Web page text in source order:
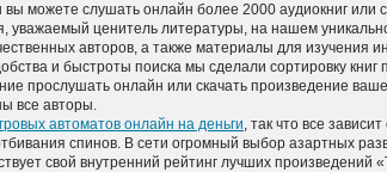
вы можете слушать онлайн более 2000 аудиокниг или
уважаемый ценитель литературы, на нашем
авторов, а также материалы для изучения
и быстроты поиска мы сделали сортировку
прослушать онлайн или скачать произведение
все авторы.
автоматов онлайн на деньги, так что все
спинов. В сети огромный выбор азартных
свой внутренний рейтинг лучших